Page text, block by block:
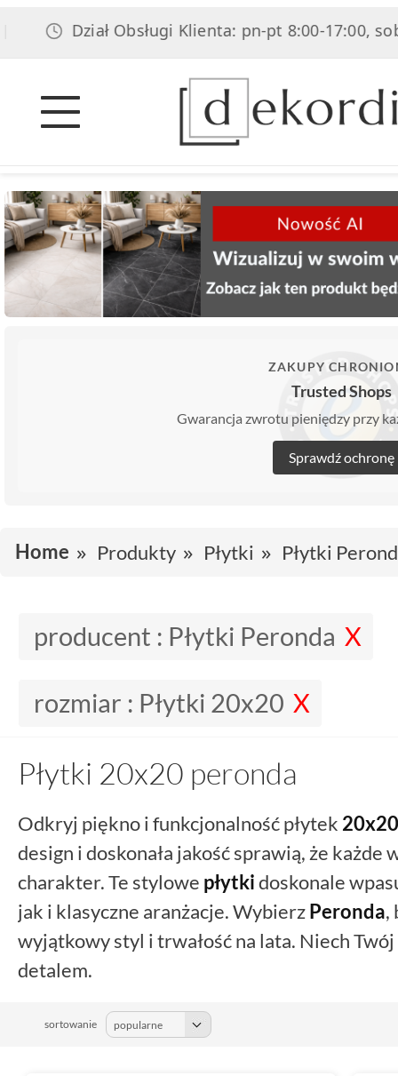
Dział Obsługi Klienta: pn-pt 8:00-17:00, sob 8:00-
ZAKUPY
Trusted Shops
Gwarancja zwrotu pieniędzy przy
Sprawdź ochronę
Home Produkty Płytki Płytki
producent : Płytki Peronda
rozmiar : Płytki 20x20
Płytki 20x20 peronda
Odkryj piękno i funkcjonalność płytek 20x20
design i doskonała jakość sprawią, że
charakter. Te stylowe płytkidoskonale
jak i klasyczne aranżacje. WybierzPeronda,
wyjątkowy styl i trwałość na lata. Niech
detalem.
sortowanie